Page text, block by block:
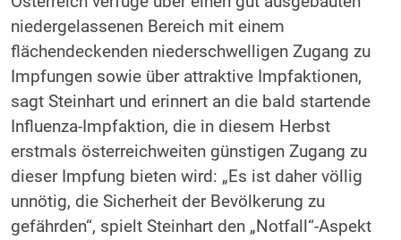
niedergelassenen Bereich mit einem
flächendeckenden niederschwelligen Zugang zu
Impfungen sowie über attraktive Impfaktionen,
sagt Steinhart und erinnert an die bald startende
Influenza-Impfaktion, die in diesem Herbst
erstmals österreichweiten günstigen Zugang zu
dieser Impfung bieten wird: „Es ist daher völlig
unnötig, die Sicherheit der Bevölkerung zu
gefährden“, spielt Steinhart den „Notfall“-Aspekt